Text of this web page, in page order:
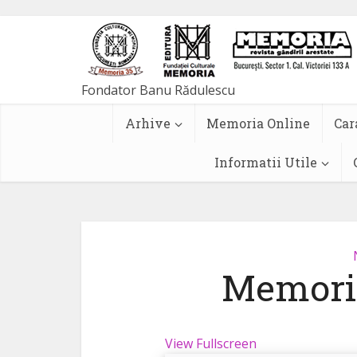
Arhive Memoria Online
Informatii Utile
View Fullscreen